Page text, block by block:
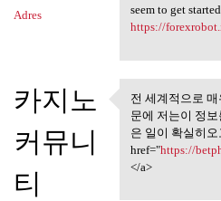
Adres
seem to get
https://
카지노
커뮤니
티
전 세계적
가 될 것이
전 세계적으로
문에 저는이 정
은 일이 확실히오
href="https://
</a>